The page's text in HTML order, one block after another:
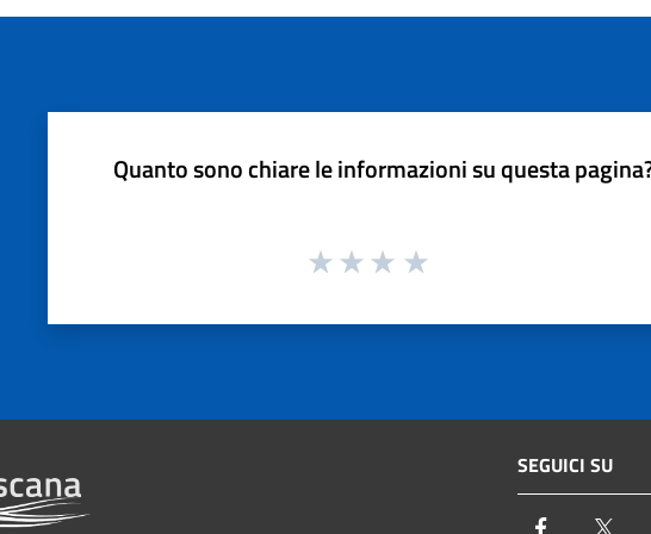
Quanto sono chiare le informazioni su questa
SEGUICI SU